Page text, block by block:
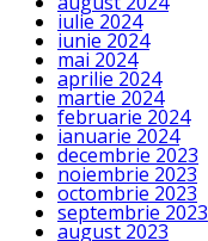
iulie 2024
iunie 2024
mai 2024
aprilie 2024
martie 2024
februarie 2024
ianuarie 2024
decembrie 2023
noiembrie 2023
octombrie 2023
septembrie 2023
august 2023